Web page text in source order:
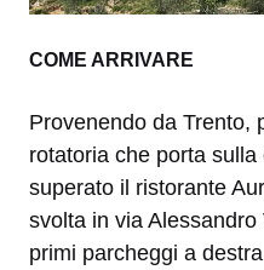
COME ARRIVARE
Provenendo da Trento,
rotatoria che porta
superato il ristorante
svolta in via Alessandro
primi parcheggi a